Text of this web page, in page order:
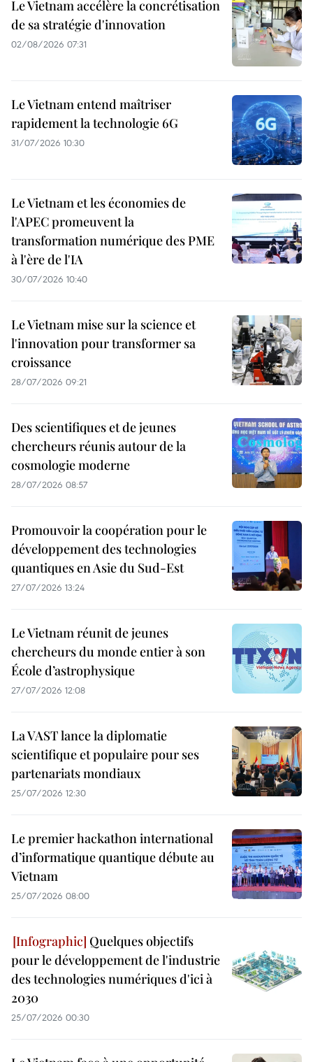
Le Vietnam accélère la concrétisation
de sa stratégie d'innovation
02/08/2026 07:31
Le Vietnam entend maîtriser
rapidement la technologie 6G
31/07/2026 10:30
Le Vietnam et les économies de
l'APEC promeuvent la
transformation numérique des PME
à l'ère de l'IA
30/07/2026 10:40
Le Vietnam mise sur la science et
l'innovation pour transformer sa
croissance
28/07/2026 09:21
Des scientifiques et de jeunes
chercheurs réunis autour de la
cosmologie moderne
28/07/2026 08:57
Promouvoir la coopération pour le
développement des technologies
quantiques en Asie du Sud-Est
27/07/2026 13:24
Le Vietnam réunit de jeunes
chercheurs du monde entier à son
École d’astrophysique
27/07/2026 12:08
La VAST lance la diplomatie
scientifique et populaire pour ses
partenariats mondiaux
25/07/2026 12:30
Le premier hackathon international
d’informatique quantique débute au
Vietnam
25/07/2026 08:00
Quelques objectifs
pour le développement de l'industrie
des technologies numériques d'ici à
2030
25/07/2026 00:30